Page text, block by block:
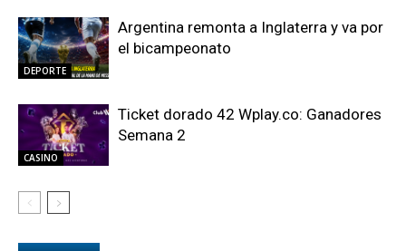
DEPORTE
Argentina remonta a Inglaterra y va por
el bicampeonato
CASINO
Ticket dorado 42 Wplay.co: Ganadores
Semana 2